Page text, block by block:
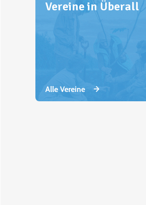
Vereine in Überall
Alle Vereine